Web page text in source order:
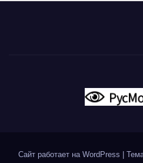
Сайт работает на WordPress |